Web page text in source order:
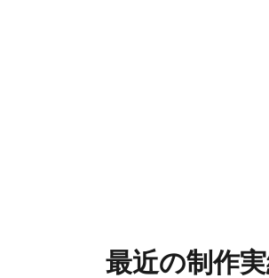
最近の制作